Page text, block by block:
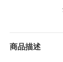
商品描述